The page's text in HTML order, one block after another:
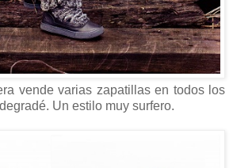
vende varias zapatillas en todos los
Un estilo muy surfero.